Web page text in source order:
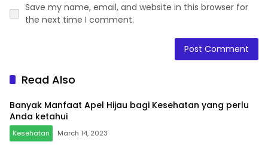
Save my name, email, and website in this browser for
the next time I comment.
Read Also
Banyak Manfaat Apel Hijau bagi Kesehatan yang perlu
Anda ketahui
Kesehatan March 14, 2023